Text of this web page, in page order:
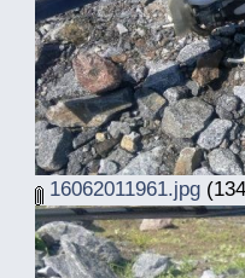
16062011961.jpg